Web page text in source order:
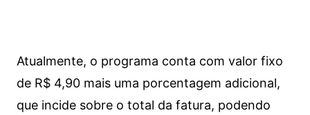
Atualmente, o programa conta com valor fixo
de R$ 4,90 mais uma porcentagem adicional,
que incide sobre o total da fatura, podendo